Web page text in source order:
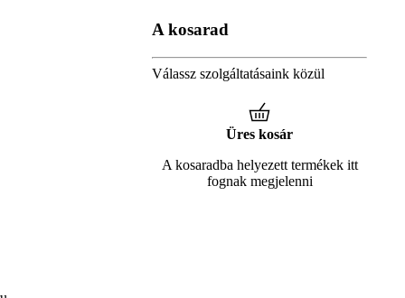
A kosarad
Válassz szolgáltatásaink közül
Üres kosár
A kosaradba helyezett termékek itt
fognak megjelenni